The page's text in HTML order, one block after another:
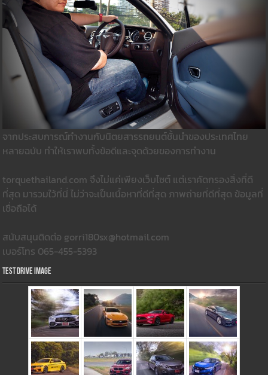
จากประสบการณ์ทำงานกับนิตยสารรถยนต์ชั้นนำของประเทศไทย
หลายฉบับ ทำให้เราพบทั้งข้อดีและจุดด้วยของการทำงาน
torquethailand.com จึงไม่แค่เพียงเว็บไซต์ แต่เราคัดกรองสิ่งที่ดี
ที่สุด มารวมใว้ที่นี่ ไม่ว่าจะเป็นเนื้อหาที่ดีที่สุด ภาพถ่ายที่ดีที่สุด ข้อมูลที่
เชื่อถือได้
สนับสนุนติดต่อ gorri180sx@hotmail.com
เบอร์โทร 065-455-5393
Test Drive Image